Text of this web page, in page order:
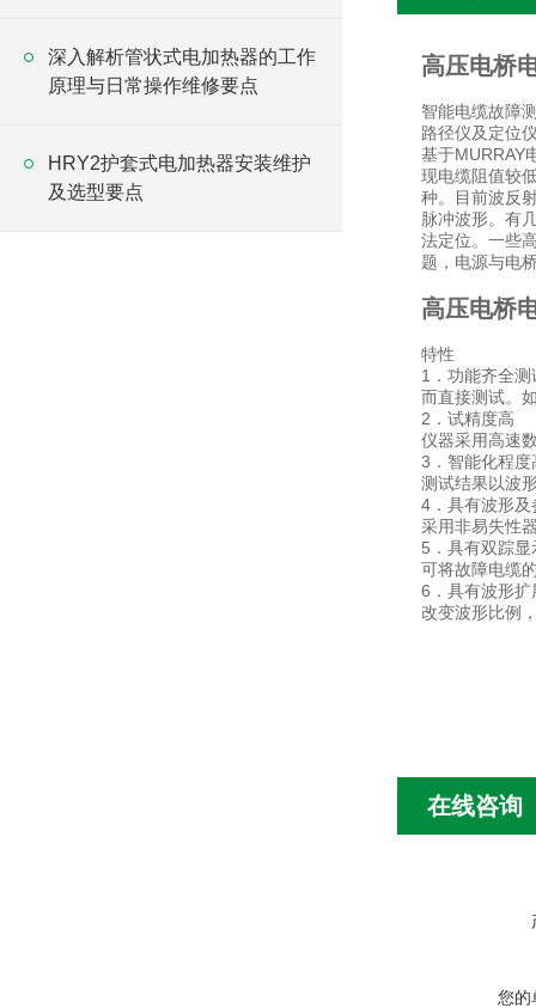
深入解析管状式电加热器的工作
原理与日常操作维修要点
HRY2护套式电加热器安装维护
及选型要点
高压电桥
智能电缆故障
路径仪及定位
基于MURRAY
现电缆阻值较
种。目前波反
脉冲波形。有
法定位。一些
题，电源与电
高压电桥
特性
1．功能齐全
而直接测试。
2．试精度高
仪器采用高速
3．智能化程度
测试结果以波
4．具有波形
采用非易失性
5．具有双踪显
可将故障电缆
6．具有波形扩
改变波形比例
在线咨询
您的